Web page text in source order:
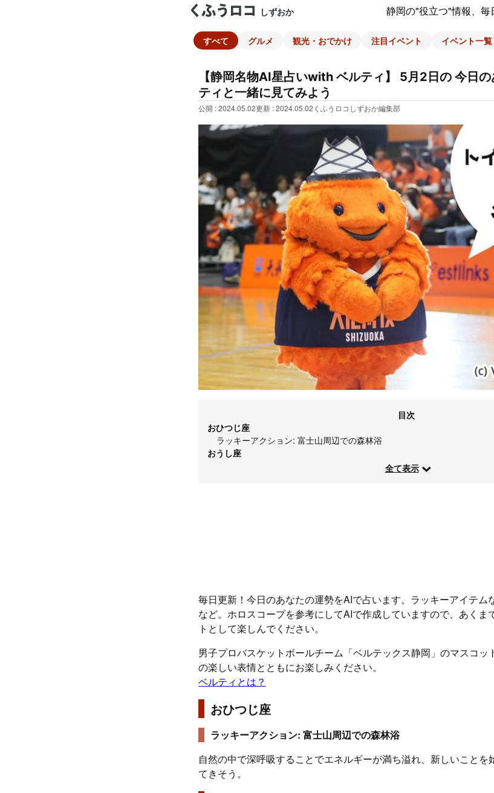
しずおか 静岡の"役立つ"情報、毎
すべて グルメ 観光・おでかけ 注目イベント イベント一覧
【静岡名物AI星占いwith ベルティ】 5月2日の 今日
ティと一緒に見てみよう
公開 : 2024.05.02更新 : 2024.05.02 くふうロコしずおか編集部
目次
おひつじ座
ラッキーアクション: 富士山周辺での森林浴
おうし座
全て表示
毎日更新！今日のあなたの運勢をAIで占います。ラッキーアイテム
など。ホロスコープを参考にしてAIで作成していますので、あくま
トとして楽しんでください。
男子プロバスケットボールチーム「ベルテックス静岡」のマスコッ
の楽しい表情とともにお楽しみください。
ベルティとは？
おひつじ座
ラッキーアクション: 富士山周辺での森林浴
自然の中で深呼吸することでエネルギーが満ち溢れ、新しいことを
てきそう。